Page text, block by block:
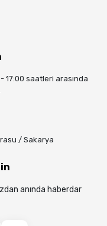
17:00 saatleri arasında
/ Sakarya
anında haberdar